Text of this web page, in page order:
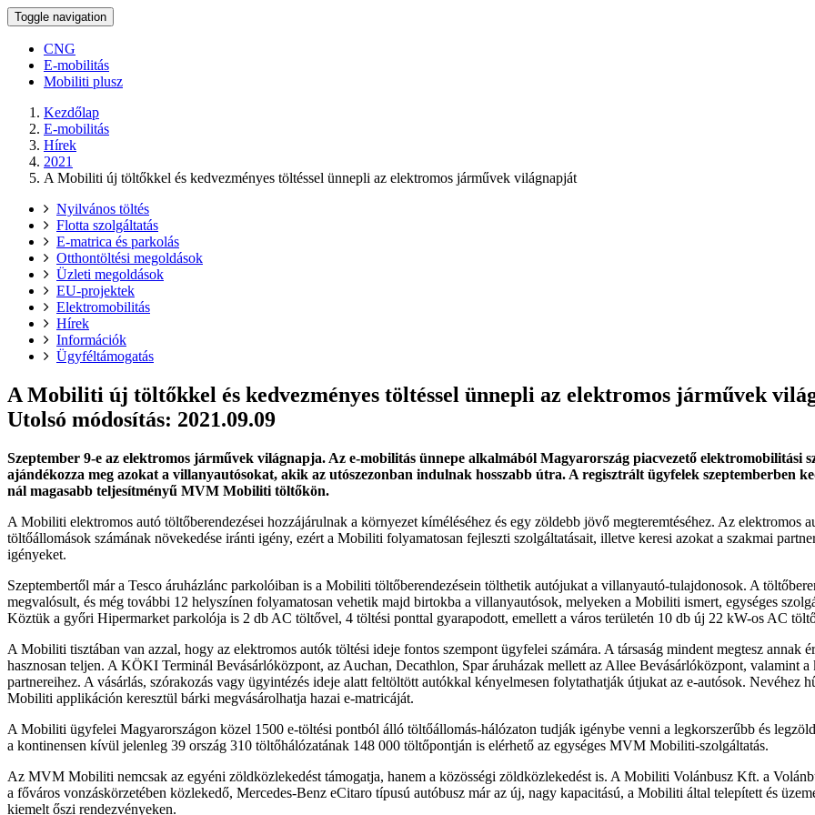
Toggle navigation
CNG
E-mobilitás
Mobiliti plusz
Kezdőlap
E-mobilitás
Hírek
2021
A Mobiliti új töltőkkel és kedvezményes töltéssel ünnepli az elektromos járművek világnapját
Nyilvános töltés
Flotta szolgáltatás
E-matrica és parkolás
Otthontöltési megoldások
Üzleti megoldások
EU-projektek
Elektromobilitás
Hírek
Információk
Ügyféltámogatás
A Mobiliti új töltőkkel és kedvezményes töltéssel ünnepli az elektromos járművek
Utolsó módosítás: 2021.09.09
Szeptember 9-e az elektromos járművek világnapja. Az e-mobilitás ünnepe alkalmából Magyarország piacvezető elektromobilitási
ajándékozza meg azokat a villanyautósokat, akik az utószezonban indulnak hosszabb útra. A regisztrált ügyfelek szeptemberben
nál magasabb teljesítményű MVM Mobiliti töltőkön.
A Mobiliti elektromos autó töltőberendezései hozzájárulnak a környezet kíméléséhez és egy zöldebb jövő megteremtéséhez. Az elektromos
töltőállomások számának növekedése iránti igény, ezért a Mobiliti folyamatosan fejleszti szolgáltatásait, illetve keresi azokat a szakmai
igényeket.
Szeptembertől már a Tesco áruházlánc parkolóiban is a Mobiliti töltőberendezésein tölthetik autójukat a villanyautó-tulajdonosok. A
megvalósult, és még további 12 helyszínen folyamatosan vehetik majd birtokba a villanyautósok, melyeken a Mobiliti ismert, egységes
Köztük a győri Hipermarket parkolója is 2 db AC töltővel, 4 töltési ponttal gyarapodott, emellett a város területén 10 db új 22 kW-os AC
A Mobiliti tisztában van azzal, hogy az elektromos autók töltési ideje fontos szempont ügyfelei számára. A társaság mindent megtesz annak
hasznosan teljen. A KÖKI Terminál Bevásárlóközpont, az Auchan, Decathlon, Spar áruházak mellett az Allee Bevásárlóközpont, valamint
partnereihez. A vásárlás, szórakozás vagy ügyintézés ideje alatt feltöltött autókkal kényelmesen folytathatják útjukat az e-autósok. Nevéhez
Mobiliti applikáción keresztül bárki megvásárolhatja hazai e-matricáját.
A Mobiliti ügyfelei Magyarországon közel 1500 e-töltési pontból álló töltőállomás-hálózaton tudják igénybe venni a legkorszerűbb és
a kontinensen kívül jelenleg 39 ország 310 töltőhálózatának 148 000 töltőpontján is elérhető az egységes MVM Mobiliti-szolgáltatás.
Az MVM Mobiliti nemcsak az egyéni zöldközlekedést támogatja, hanem a közösségi zöldközlekedést is. A Mobiliti Volánbusz Kft. a
a főváros vonzáskörzetében közlekedő, Mercedes-Benz eCitaro típusú autóbusz már az új, nagy kapacitású, a Mobiliti által telepített és
kiemelt őszi rendezvényeken.